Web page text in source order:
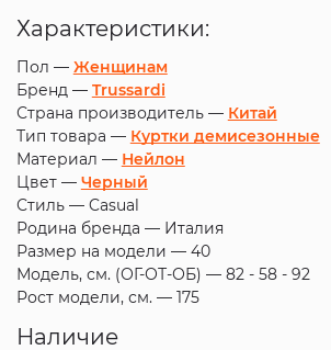
Характеристики:
Пол — Женщинам
Бренд — Trussardi
Страна производитель — Китай
Тип товара — Куртки демисезонные
Материал — Нейлон
Цвет — Черный
Стиль — Casual
Родина бренда — Италия
Размер на модели — 40
Модель, см. (ОГ-ОТ-ОБ) — 82 - 58 - 92
Рост модели, см. — 175
Наличие